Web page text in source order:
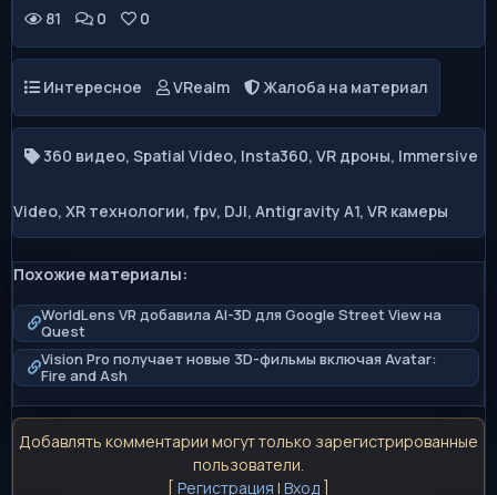
81 0 0
Интересное VRealm Жалоба на материал
360 видео, Spatial Video, Insta360, VR дроны, Immersive
Video, XR технологии, fpv, DJI, Antigravity A1, VR камеры
Похожие материалы:
WorldLens VR добавила AI-3D для Google Street View на
Quest
Vision Pro получает новые 3D-фильмы включая Avatar:
Fire and Ash
Добавлять комментарии могут только зарегистрированные
пользователи.
[ Регистрация | Вход ]